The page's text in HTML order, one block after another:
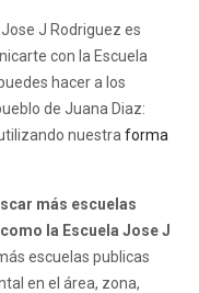
J Rodriguez es
con la Escuela
hacer a los
de Juana Diaz:
nuestra forma
más escuelas
la Escuela Jose J
escuelas publicas
en el área, zona,